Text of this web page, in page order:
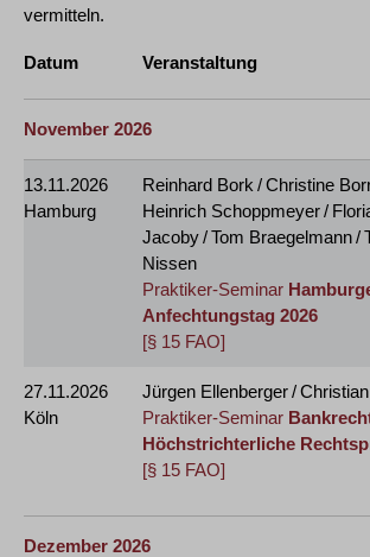
vermitteln.
Datum Veranstaltung
November 2026
13.11.2026
Hamburg
Reinhard Bork / Christine
Heinrich Schoppmeyer /
Jacoby / Tom Braegelmann /
Nissen
Praktiker-Seminar
Anfechtungstag 2026
[§ 15 FAO]
27.11.2026
Köln
Jürgen Ellenberger /
Praktiker-Seminar
Höchstrichterliche
[§ 15 FAO]
Dezember 2026